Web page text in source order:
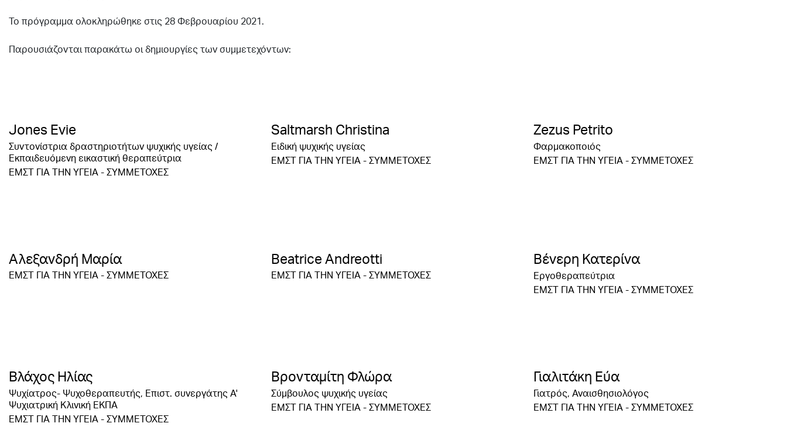
Το πρόγραμμα ολοκληρώθηκε στις 28 Φεβρουαρίου 2021.
Παρουσιάζονται παρακάτω οι δημιουργίες των συμμετεχόντων:
Jones Evie
Συντονίστρια δραστηριοτήτων ψυχικής υγείας /
Εκπαιδευόμενη εικαστική θεραπεύτρια
ΕΜΣΤ ΓΙΑ ΤΗΝ ΥΓΕΙΑ - ΣΥΜΜΕΤΟΧΕΣ
Saltmarsh Christina
Ειδική ψυχικής υγείας
ΕΜΣΤ ΓΙΑ ΤΗΝ ΥΓΕΙΑ - ΣΥΜΜΕΤΟΧΕΣ
Zezus Petrito
Φαρμακοποιός
ΕΜΣΤ ΓΙΑ ΤΗΝ ΥΓΕΙΑ - ΣΥΜΜΕΤΟΧΕΣ
Αλεξανδρή Μαρία
ΕΜΣΤ ΓΙΑ ΤΗΝ ΥΓΕΙΑ - ΣΥΜΜΕΤΟΧΕΣ
Βeatrice Αndreotti
ΕΜΣΤ ΓΙΑ ΤΗΝ ΥΓΕΙΑ - ΣΥΜΜΕΤΟΧΕΣ
Βένερη Κατερίνα
Εργοθεραπεύτρια
ΕΜΣΤ ΓΙΑ ΤΗΝ ΥΓΕΙΑ - ΣΥΜΜΕΤΟΧΕΣ
Βλάχος Ηλίας
Ψυχίατρος- Ψυχοθεραπευτής, Επιστ. συνεργάτης Α'
Ψυχιατρική Κλινική ΕΚΠΑ
ΕΜΣΤ ΓΙΑ ΤΗΝ ΥΓΕΙΑ - ΣΥΜΜΕΤΟΧΕΣ
Βρονταμίτη Φλώρα
Σύμβουλος ψυχικής υγείας
ΕΜΣΤ ΓΙΑ ΤΗΝ ΥΓΕΙΑ - ΣΥΜΜΕΤΟΧΕΣ
Γιαλιτάκη Εύα
Γιατρός, Αναισθησιολόγος
ΕΜΣΤ ΓΙΑ ΤΗΝ ΥΓΕΙΑ - ΣΥΜΜΕΤΟΧΕΣ